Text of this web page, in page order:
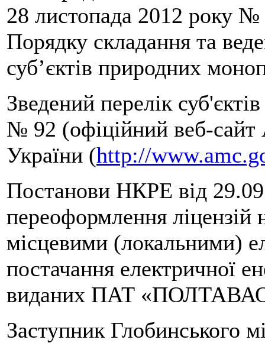
28 листопада 2012 року
Порядку складання та
суб’єктів природних
Зведений перелік
№ 92 (офіційний веб-
України (http://
Постанови НКРЕ від
переоформлення ліцензій
місцевими (локальними)
постачання електричної
виданих ПАТ
Заступник Глобинського